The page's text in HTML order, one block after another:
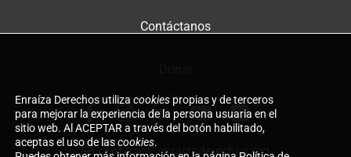
Contáctanos
contacto@enraizaderechos.org
Enraíza Derechos utiliza cookies propias y de terceros
para mejorar la experiencia de la persona usuaria en el
sitio web. Al ACEPTAR a través del botón habilitado,
aceptas el uso de lascookies.